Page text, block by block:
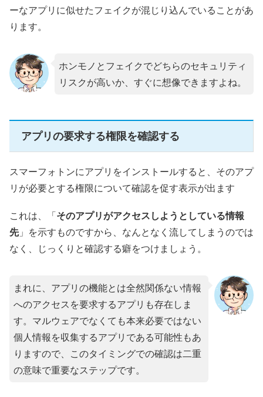
ーなアプリに似せたフェイクが混じり込んでいることがあ
ります。
ホンモノとフェイクでどちらのセキュリティ
リスクが高いか、すぐに想像できますよね。
アプリの要求する権限を確認する
スマーフォトンにアプリをインストールすると、そのアプ
リが必要とする権限について確認を促す表示が出ます
これは、「そのアプリがアクセスしようとしている情報
先」を示すものですから、なんとなく流してしまうのでは
なく、じっくりと確認する癖をつけましょう。
まれに、アプリの機能とは全然関係ない情報
へのアクセスを要求するアプリも存在しま
す。マルウェアでなくても本来必要ではない
個人情報を収集するアプリである可能性もあ
りますので、このタイミングでの確認は二重
の意味で重要なステップです。